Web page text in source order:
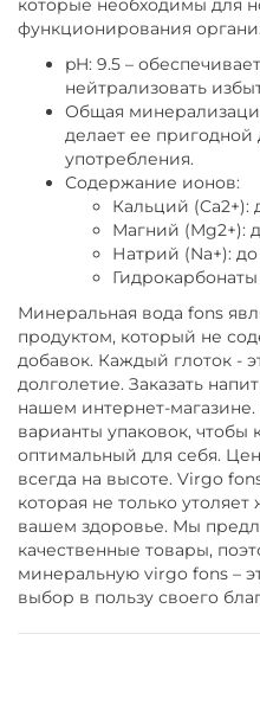
которые необходимы для
функционирования
pH: 9.5 –
нейтрализовать
Общая
делает ее
употребления.
Содержание ионов:
Кальций (Ca2+):
Магний (Mg2+):
Натрий (Na+):
Минеральная вода fons
продуктом, который не
добавок. Каждый глоток -
долголетие. Заказать
нашем интернет-
варианты упаковок,
оптимальный для себя.
всегда на высоте. Virgo
которая не только
вашем здоровье. Мы
качественные товары,
минеральную virgo fons –
выбор в пользу своего